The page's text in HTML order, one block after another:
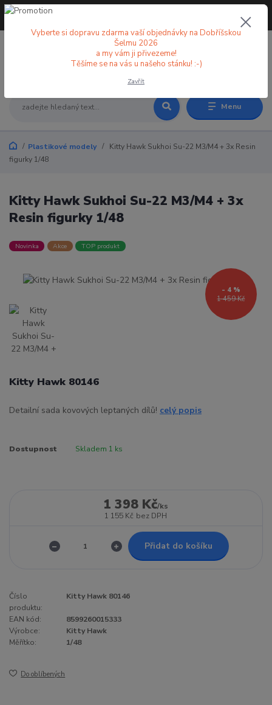
Menu
+420 773 998 582
Plastikové modely
Kitty Hawk Sukhoi Su-22 M3/M4 + 3x Resin
figurky 1/48
Kitty Hawk Sukhoi Su-22 M3/M4 + 3x
Resin figurky 1/48
Novinka Akce TOP produkt
1 459 Kč
- 4 %
Kitty Hawk 80146
Detailní sada kovových leptaných dílů! celý popis
Dostupnost Skladem 1 ks
1 398 Kč/ks
1 155 Kč bez DPH
Přidat do košíku
Číslo
produktu:
Kitty Hawk 80146
EAN kód:
8599260015333
Výrobce:
Kitty Hawk
Měřítko:
1/48
Do oblíbených
Vyberte si dopravu zdarma vaší objednávky na Dobříšskou
Šelmu 2026
a my vám ji přivezeme!
Těšíme se na vás u našeho stánku! :-)
Zavřít